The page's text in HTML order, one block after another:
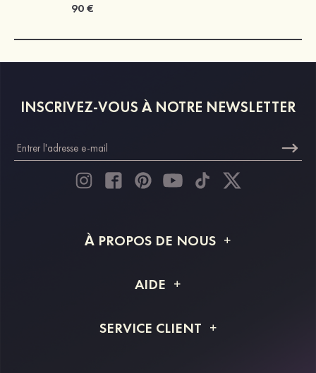
90 €
INSCRIVEZ-VOUS À NOTRE NEWSLETTER
À PROPOS DE NOUS
Livraison
AIDE
Retour et remboursement
SERVICE CLIENT